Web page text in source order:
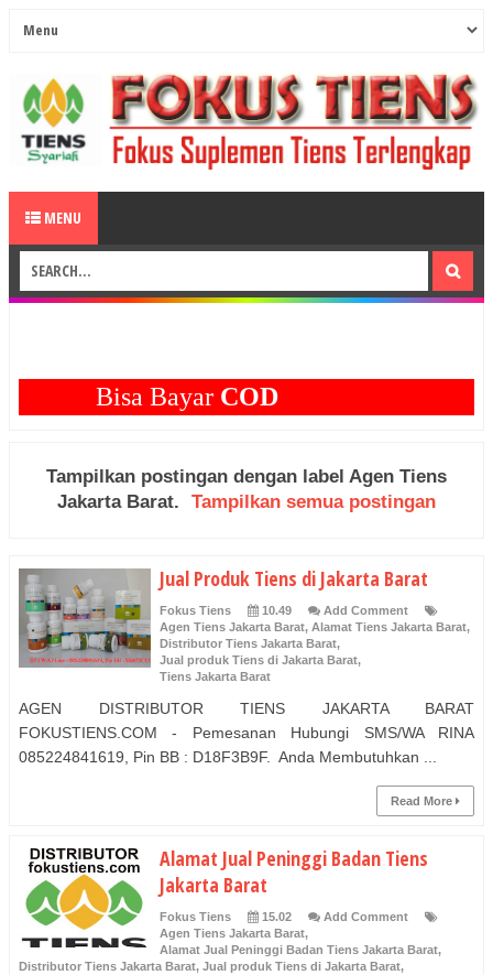
MENU
Bisa BayarCOD
Tampilkan postingan dengan label Agen Tiens
Jakarta Barat. Tampilkan semua postingan
Jual Produk Tiens di Jakarta Barat
Fokus Tiens 10.49
Add Comment
Agen Tiens Jakarta Barat, Alamat Tiens Jakarta Barat,
Distributor Tiens Jakarta Barat,
Jual produk Tiens di Jakarta Barat,
Tiens Jakarta Barat
AGEN DISTRIBUTOR TIENS JAKARTA BARAT
FOKUSTIENS.COM - Pemesanan Hubungi SMS/WA RINA
085224841619, Pin BB : D18F3B9F. Anda Membutuhkan ...
Read More
Alamat Jual Peninggi Badan Tiens
Jakarta Barat
Fokus Tiens 15.02
Add Comment
Agen Tiens Jakarta Barat,
Alamat Jual Peninggi Badan Tiens Jakarta Barat,
Distributor Tiens Jakarta Barat, Jual produk Tiens di Jakarta Barat,